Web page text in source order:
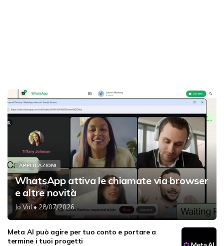
APPLICAZIONI
WhatsApp attiva le chiamate via browser
e altre novità
Jo Val• 28/07/2026
Meta AI può agire per tuo conto e portare a
termine i tuoi progetti